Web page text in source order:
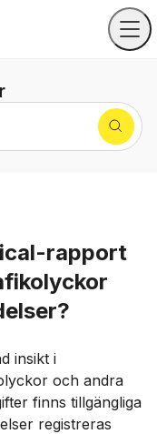
rapport
insikt i
och andra
finns tillgängliga
registreras